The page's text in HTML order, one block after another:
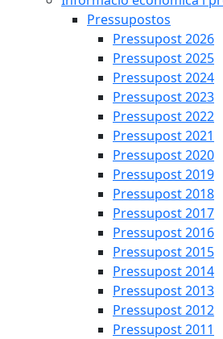
Pressupostos
Pressupost 2026
Pressupost 2025
Pressupost 2024
Pressupost 2023
Pressupost 2022
Pressupost 2021
Pressupost 2020
Pressupost 2019
Pressupost 2018
Pressupost 2017
Pressupost 2016
Pressupost 2015
Pressupost 2014
Pressupost 2013
Pressupost 2012
Pressupost 2011